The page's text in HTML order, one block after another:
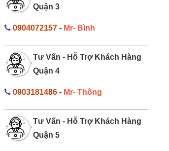
Quận 3
0904072157- Mr- Bình
Tư Vấn - Hỗ Trợ Khách Hàng
Quận 4
0903181486- Mr- Thông
Tư Vấn - Hỗ Trợ Khách Hàng
Quận 5